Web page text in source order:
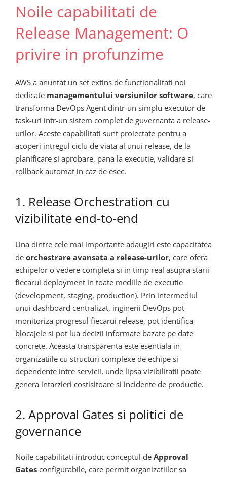
Noile capabilitati de
Release Management: O
privire in profunzime
AWS a anuntat un set extins de functionalitati noi
dedicate managementului versiunilor software, care
transforma DevOps Agent dintr-un simplu executor de
task-uri intr-un sistem complet de guvernanta a release-
urilor. Aceste capabilitati sunt proiectate pentru a
acoperi intregul ciclu de viata al unui release, de la
planificare si aprobare, pana la executie, validare si
rollback automat in caz de esec.
1. Release Orchestration cu
vizibilitate end-to-end
Una dintre cele mai importante adaugiri este capacitatea
de orchestrare avansata a release-urilor, care ofera
echipelor o vedere completa si in timp real asupra starii
fiecarui deployment in toate mediile de executie
(development, staging, production). Prin intermediul
unui dashboard centralizat, inginerii DevOps pot
monitoriza progresul fiecarui release, pot identifica
blocajele si pot lua decizii informate bazate pe date
concrete. Aceasta transparenta este esentiala in
organizatiile cu structuri complexe de echipe si
dependente intre servicii, unde lipsa vizibilitatii poate
genera intarzieri costisitoare si incidente de productie.
2. Approval Gates si politici de
governance
Noile capabilitati introduc conceptul de Approval
Gates configurabile, care permit organizatiilor sa